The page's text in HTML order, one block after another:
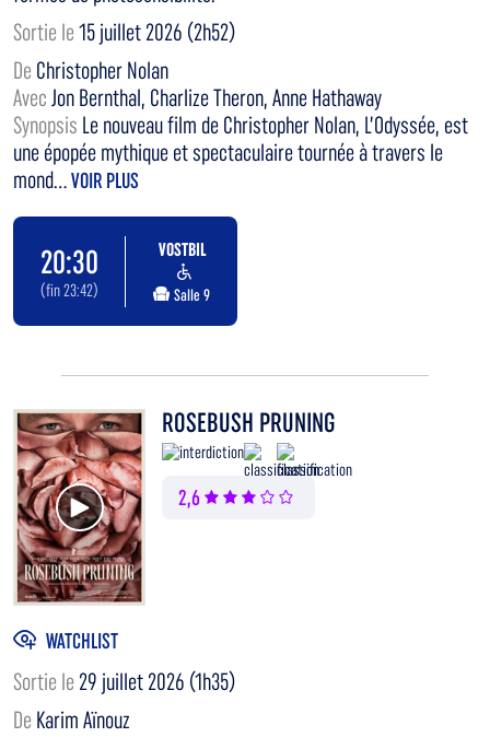
Sortie le 15 juillet 2026 (2h52)
De Christopher Nolan
Avec Jon Bernthal, Charlize Theron, Anne Hathaway
Synopsis Le nouveau film de Christopher Nolan, L’Odyssée, est
une épopée mythique et spectaculaire tournée à travers le
mond...VOIR PLUS
20:30
(fin 23:42)
VOSTBIL
Salle 9
Voir la bande annonce
ROSEBUSH PRUNING
2,6
WATCHLIST
Sortie le 29 juillet 2026 (1h35)
De Karim Aïnouz